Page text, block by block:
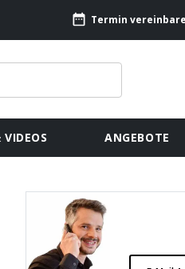
Termin
ANGEBOTE